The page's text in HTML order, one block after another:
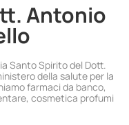
Antonio
Santo Spirito del Dott.
della salute per la
farmaci da banco,
cosmetica profumi